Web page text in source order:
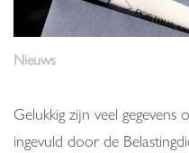
Nieuws
Gelukkig zijn veel
ingevuld door de